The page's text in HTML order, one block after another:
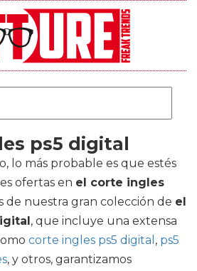
ps5 digital
lo más probable es que estés
ofertas en el corte ingles
de nuestra gran colección de el
, que incluye una extensa
corte ingles ps5 digital , ps5
, y otros, garantizamos